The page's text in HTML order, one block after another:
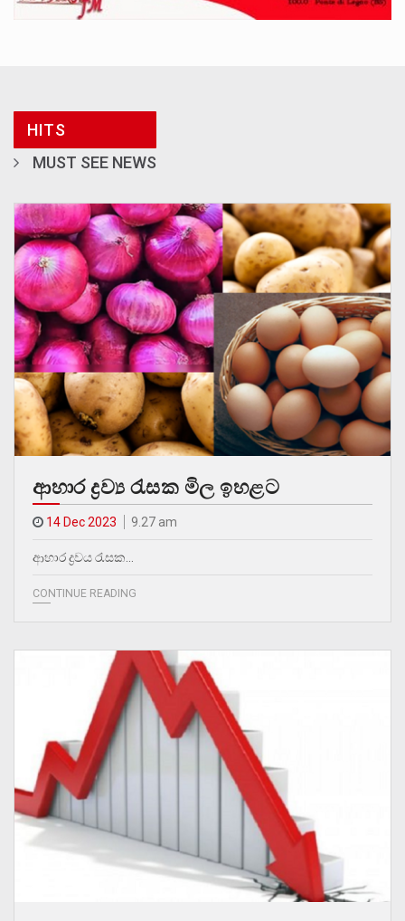
HITS
MUST SEE NEWS
ආහාර ද්‍රව්‍ය රැසක මිල ඉහළට
14 Dec 2023 9.27 am
ආහාර ද්‍රවය රැසක…
CONTINUE READING